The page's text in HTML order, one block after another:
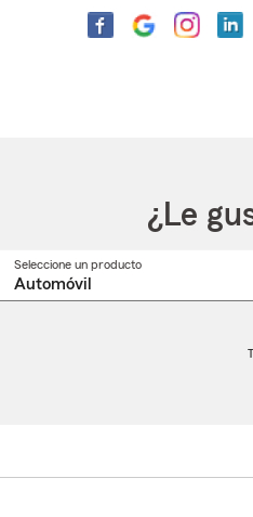
¿Le
Seleccione un productoSeleccione